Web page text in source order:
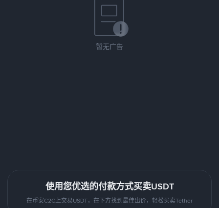
暂无广告
使用您优选的付款方式买卖USDT
在币安C2C上交易USDT，在下方找到最佳出价，轻松买卖Tether